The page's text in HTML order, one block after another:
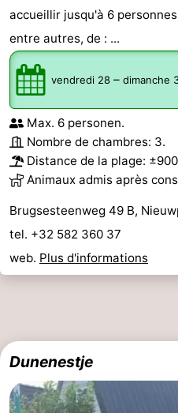
-
Piscines
-
Faire
du
vélo
Randonnée
-
Équitation
-
Terrains
golf
-
Surfen
Equitation
Boire
Forum
Route
accueillir jusqu'à 6
entre autres, de : ...
vendredi 28 – dimanche
Max. 6 personen.
Nombre de chambres: 3.
Distance de la plage:
Animaux admis après
Brugsesteenweg 49 B,
tel. +32 582 360 37
web. Plus d'informations
Dunenestje